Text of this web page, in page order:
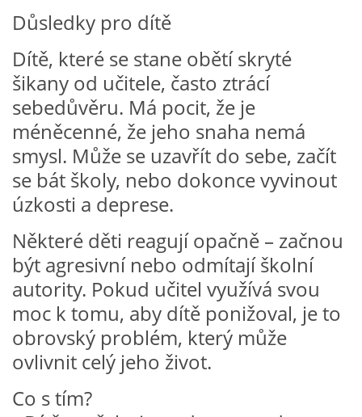
VZDĚLÁVACÍ PLÁN OD ZÁŘÍ DO ČERVNA
TÝDENNÍ PLÁNY
SMYSLOVÁ AKTIVITA
MONTESSORI AKTIVITA
JÓGOVÉ CVIČENÍ, TYPY, RADY, RECENZE
KALENDÁŘ PRO DĚTI
STÁTNÍ SVÁTKY
SVATÝ VÁCLAV
20.10. DEN STROMŮ
Důsledky pro dítě
Dítě, které se stane obětí skryté
šikany od učitele, často ztrácí
sebedůvěru. Má pocit, že je
méněcenné, že jeho snaha nemá
smysl. Může se uzavřít do sebe, začít
se bát školy, nebo dokonce vyvinout
úzkosti a deprese.
Některé děti reagují opačně – začnou
být agresivní nebo odmítají školní
autority. Pokud učitel využívá svou
moc k tomu, aby dítě ponižoval, je to
obrovský problém, který může
ovlivnit celý jeho život.
Co s tím?